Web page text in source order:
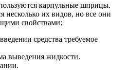
карпульные шприцы.
несколько их видов, но все они
свойствами:
средства требуемое
выведения жидкости.